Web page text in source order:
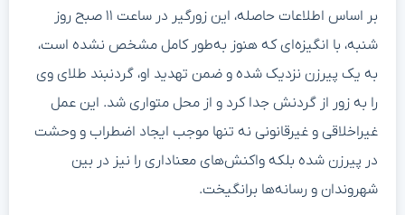
بر اساس اطلاعات حاصله، این زورگیر در ساعت ۱۱ صبح روز
شنبه، با انگیزه‌ای که هنوز به‌طور کامل مشخص نشده است،
به یک پیرزن نزدیک شده و ضمن تهدید او، گردنبند طلای وی
را به زور از گردنش جدا کرد و از محل متواری شد. این عمل
غیراخلاقی و غیرقانونی نه تنها موجب ایجاد اضطراب و وحشت
در پیرزن شده بلکه واکنش‌های معناداری را نیز در بین
شهروندان و رسانه‌ها برانگیخت.